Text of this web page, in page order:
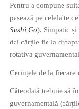
Pentru a compune
pasează pe celelalte
Sushi Go). Simpatic și
dai cărțile fie la
rotativa
Cerințele de la fiecare
Câteodată trebuie să
guvernamentală